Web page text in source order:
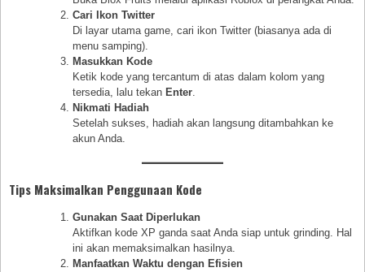
Cari Ikon Twitter
Di layar utama game, cari ikon Twitter (biasanya ada di
menu samping).
Masukkan Kode
Ketik kode yang tercantum di atas dalam kolom yang
tersedia, lalu tekan Enter.
Nikmati Hadiah
Setelah sukses, hadiah akan langsung ditambahkan ke
akun Anda.
Tips Maksimalkan Penggunaan Kode
Gunakan Saat Diperlukan
Aktifkan kode XP ganda saat Anda siap untuk grinding. Hal
ini akan memaksimalkan hasilnya.
Manfaatkan Waktu dengan Efisien